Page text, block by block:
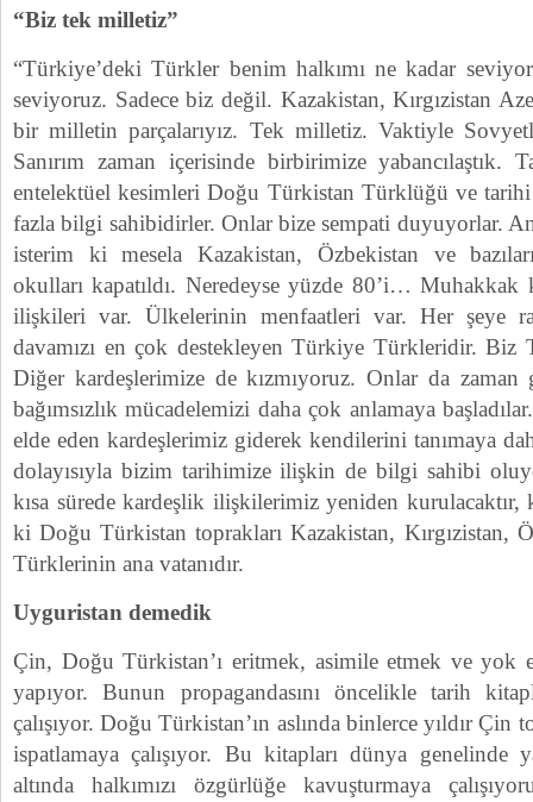
“Biz tek milletiz”
“Türkiye’deki Türkler benim halkımı ne kadar
seviyoruz. Sadece biz değil. Kazakistan, Kırgızistan
bir milletin parçalarıyız. Tek milletiz. Vaktiyle
Sanırım zaman içerisinde birbirimize yabancılaştık.
entelektüel kesimleri Doğu Türkistan Türklüğü ve tarihi
fazla bilgi sahibidirler. Onlar bize sempati duyuyorlar.
isterim ki mesela Kazakistan, Özbekistan ve
okulları kapatıldı. Neredeyse yüzde 80’i…
ilişkileri var. Ülkelerinin menfaatleri var. Her şeye
davamızı en çok destekleyen Türkiye Türkleridir. Biz
Diğer kardeşlerimize de kızmıyoruz. Onlar da zaman
bağımsızlık mücadelemizi daha çok anlamaya
elde eden kardeşlerimiz giderek kendilerini tanımaya
dolayısıyla bizim tarihimize ilişkin de bilgi sahibi
kısa sürede kardeşlik ilişkilerimiz yeniden
ki Doğu Türkistan toprakları Kazakistan, Kırgızistan,
Türklerinin ana vatanıdır.
Uyguristan demedik
Çin, Doğu Türkistan’ı eritmek, asimile etmek ve yok
yapıyor. Bunun propagandasını öncelikle tarih
çalışıyor. Doğu Türkistan’ın aslında binlerce yıldır Çin
ispatlamaya çalışıyor. Bu kitapları dünya genelinde
altında halkımızı özgürlüğe kavuşturmaya